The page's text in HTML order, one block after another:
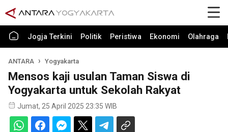
Jogja Terkini Politik Peristiwa Ekonomi Olahraga
ANTARA Yogyakarta
Mensos kaji usulan Taman Siswa di
Yogyakarta untuk Sekolah Rakyat
Jumat, 25 April 2025 23:35 WIB